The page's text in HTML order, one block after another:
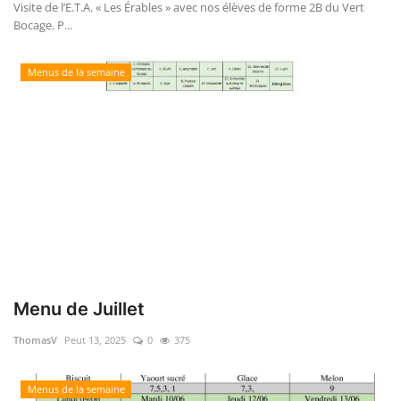
Visite de l’E.T.A. « Les Érables » avec nos élèves de forme 2B du Vert
Bocage. P...
Menus de la semaine
Menu de Juillet
ThomasV Peut 13, 2025 0 375
Menus de la semaine